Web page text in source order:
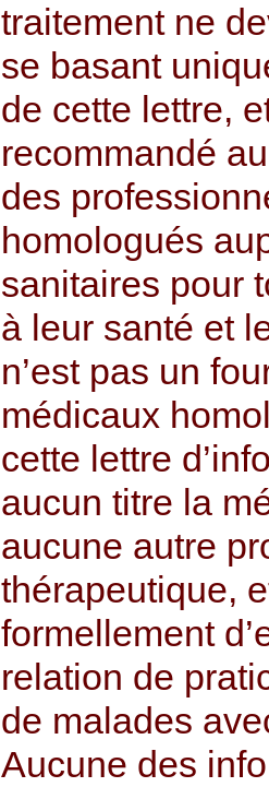
traitement ne
se basant
de cette lettre,
recommandé
des
homologués
sanitaires pour
à leur santé et
n’est pas un
médicaux
cette lettre
aucun titre la
aucune autre
thérapeutique,
formellement
relation de
de malades
Aucune des